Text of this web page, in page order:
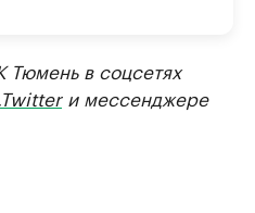
Тюмень в соцсетях
Twitterи мессенджере